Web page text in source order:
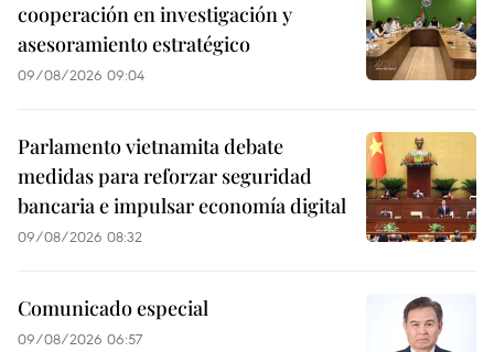
cooperación en investigación y
asesoramiento estratégico
09/08/2026 09:04
Parlamento vietnamita debate
medidas para reforzar seguridad
bancaria e impulsar economía digital
09/08/2026 08:32
Comunicado especial
09/08/2026 06:57